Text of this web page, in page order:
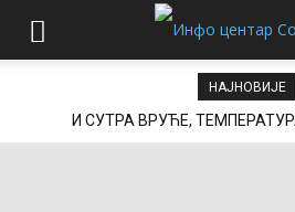
НАЈНОВИЈЕ
И СУТРА ВРУЋЕ,